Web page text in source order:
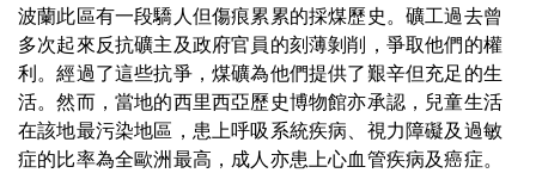
波蘭此區有一段驕人但傷痕累累的採煤歷史。礦工過去曾
多次起來反抗礦主及政府官員的刻薄剝削，爭取他們的權
利。經過了這些抗爭，煤礦為他們提供了艱辛但充足的生
活。然而，當地的西里西亞歷史博物館亦承認，兒童生活
在該地最污染地區，患上呼吸系統疾病、視力障礙及過敏
症的比率為全歐洲最高，成人亦患上心血管疾病及癌症。